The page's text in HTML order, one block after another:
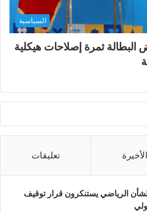
السياسية
ثمرة إصلاحات هيكلية
الأخيرة تعليقات
الرياضي يستنكرون قرار توقيف